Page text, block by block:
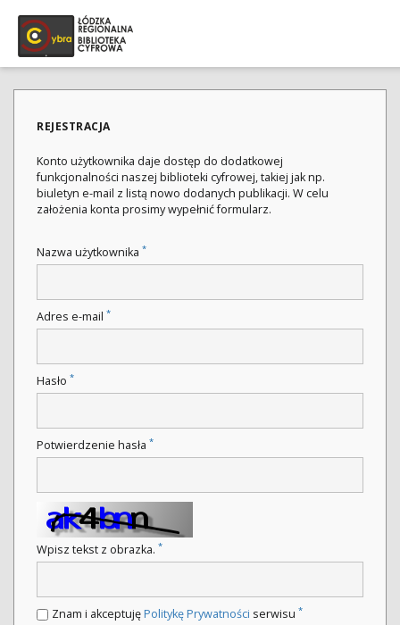
REJESTRACJA
Konto użytkownika daje dostęp do dodatkowej
funkcjonalności naszej biblioteki cyfrowej, takiej jak np.
biuletyn e-mail z listą nowo dodanych publikacji. W celu
założenia konta prosimy wypełnić formularz.
Nazwa użytkownika *
Adres e-mail *
Hasło *
Potwierdzenie hasła *
Wpisz tekst z obrazka. *
Znam i akceptujęPolitykę Prywatności serwisu *